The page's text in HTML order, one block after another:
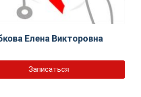
Елена Викторовна
Записаться